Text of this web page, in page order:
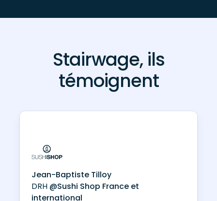
Stairwage, ils
témoignent
Jean-Baptiste Tilloy
DRH @Sushi Shop France et
international